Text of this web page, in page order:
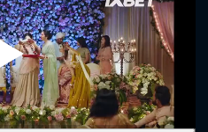
Play